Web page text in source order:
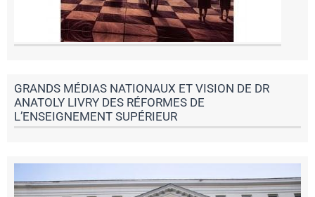
GRANDS MÉDIAS NATIONAUX ET VISION DE DR
ANATOLY LIVRY DES RÉFORMES DE
L’ENSEIGNEMENT SUPÉRIEUR